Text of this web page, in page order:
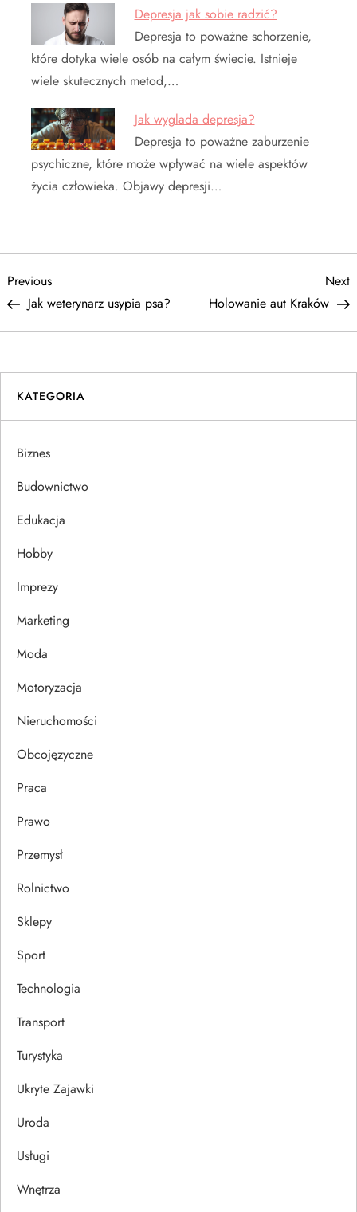
Depresja jak sobie radzić?
Depresja to poważne schorzenie,
które dotyka wiele osób na całym świecie. Istnieje
wiele skutecznych metod,…
Jak wyglada depresja?
Depresja to poważne zaburzenie
psychiczne, które może wpływać na wiele aspektów
życia człowieka. Objawy depresji…
N
a
w
g
a
c
a
w
p
u
Previous
Post
Previous
Jak weterynarz usypia psa?
Next
Holowanie aut Kraków
KATEGORIA
Biznes
Budownictwo
Edukacja
Hobby
Imprezy
Marketing
Moda
Motoryzacja
Nieruchomości
Obcojęzyczne
Praca
Prawo
Przemysł
Rolnictwo
Sklepy
Sport
Technologia
Transport
Turystyka
Ukryte Zajawki
Uroda
Usługi
Wnętrza